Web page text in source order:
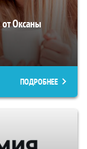
от Оксаны
ПОДРОБНЕЕ